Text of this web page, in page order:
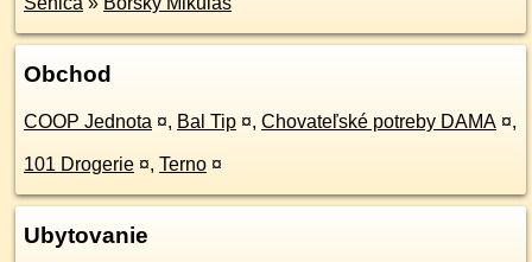
Obchod
COOP Jednota ¤, Bal Tip ¤, Chovateľské potreby DAMA ¤,
101 Drogerie ¤, Terno ¤
Ubytovanie